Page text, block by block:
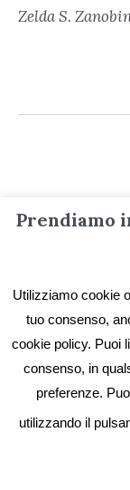
Zelda S.
Privacy e Cookie
Codice etico
I primi
Collane e
Prendiamo
Utilizziamo cookie
tuo consenso,
cookie policy. Puoi
consenso, in
preferenze.
utilizzando il